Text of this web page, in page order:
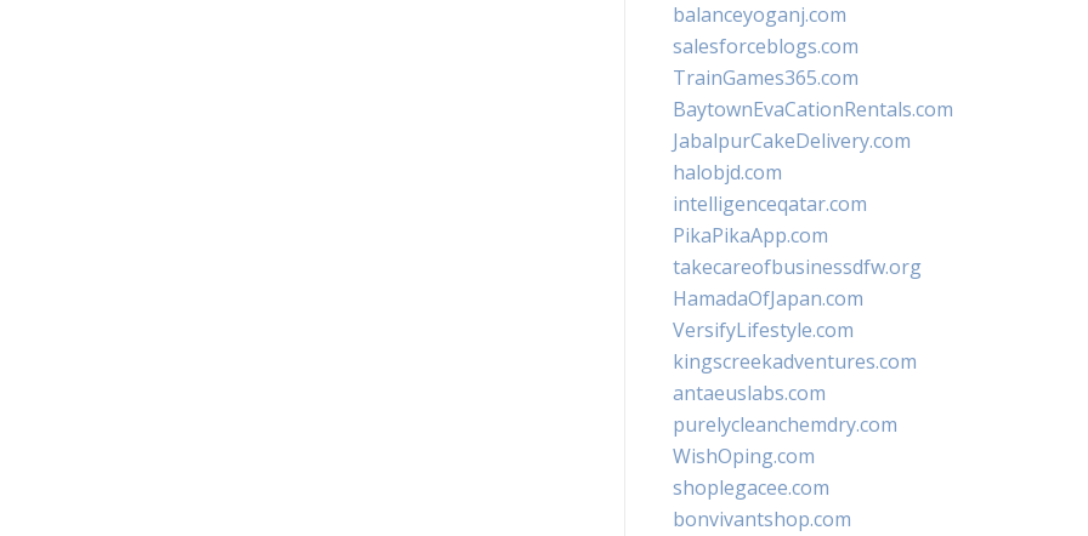
balanceyoganj.com
salesforceblogs.com
TrainGames365.com
BaytownEvaCationRentals.com
JabalpurCakeDelivery.com
halobjd.com
intelligenceqatar.com
PikaPikaApp.com
takecareofbusinessdfw.org
HamadaOfJapan.com
VersifyLifestyle.com
kingscreekadventures.com
antaeuslabs.com
purelycleanchemdry.com
WishOping.com
shoplegacee.com
bonvivantshop.com